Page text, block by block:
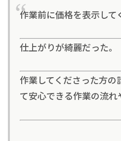
作業前に価格を表示して
仕上がりが綺麗だった。
作業してくださった方の
て安心できる作業の流れ